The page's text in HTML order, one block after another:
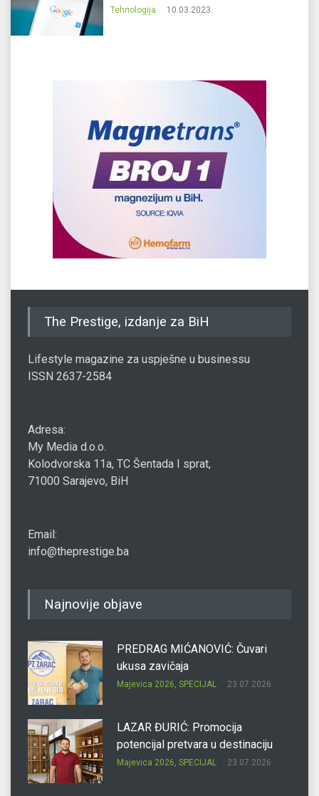
Tehnologija 10.03.2023.
The Prestige, izdanje za BiH
Lifestyle magazine za uspješne u businessu
ISSN 2637-2584
Adresa:
My Media d.o.o.
Kolodvorska 11a, TC Šentada I sprat,
71000 Sarajevo, BiH
Email:
info@theprestige.ba
Najnovije objave
PREDRAG MIĆANOVIĆ: Čuvari
ukusa zavičaja
Majevica 2026, SPECIJAL 23.07.2026.
LAZAR ĐURIĆ: Promocija
potencijal pretvara u destinaciju
Majevica 2026, SPECIJAL 23.07.2026.